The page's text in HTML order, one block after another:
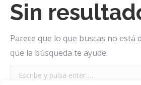
Sin
Parece que lo que buscas no está
que la búsqueda te ayude.
Buscar: